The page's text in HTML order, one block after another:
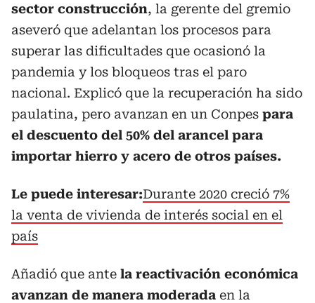
sector construcción, la gerente del gremio
aseveró que adelantan los procesos para
superar las dificultades que ocasionó la
pandemia y los bloqueos tras el paro
nacional. Explicó que la recuperación ha sido
paulatina, pero avanzan en un Conpes para
el descuento del 50% del arancel para
importar hierro y acero de otros países.
Le puede interesar:Durante 2020 creció 7%
la venta de vivienda de interés social en el
país
Añadió que ante la reactivación económica
avanzan de manera moderada en la